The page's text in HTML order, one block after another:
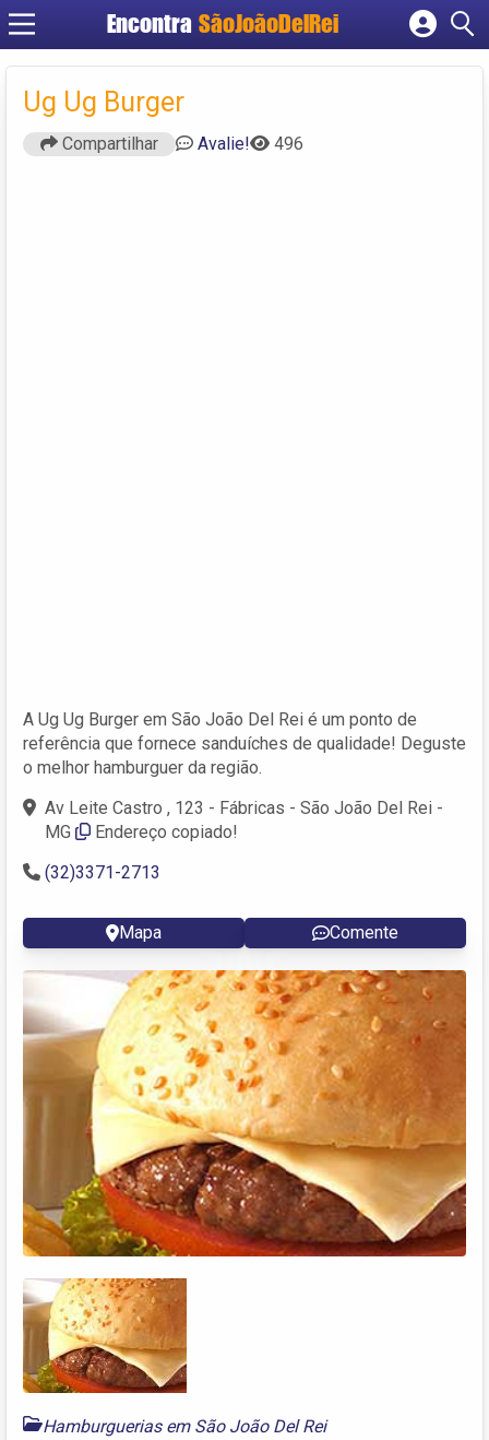
Encontra SãoJoãoDelRei
Cadastrar empresa
Ug Ug Burger
Compartilhar Avalie! 496
A Ug Ug Burger em São João Del Rei é um ponto de
referência que fornece sanduíches de qualidade! Deguste
o melhor hamburguer da região.
Av Leite Castro , 123 - Fábricas - São João Del Rei -
MG
Endereço copiado!
(32)3371-2713
Mapa Comente
Hamburguerias em São João Del Rei